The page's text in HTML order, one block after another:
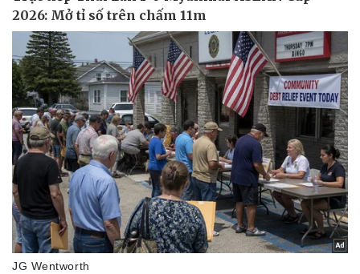
Tin nóng
Tư vấn luật
Việt Nam
Phân tích